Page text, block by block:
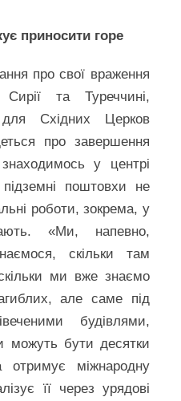
приносити горе
про свої враження
та Туреччині,
для Східних Церков
про завершення
у центрі
поштовхи не
роботи, зокрема, у
«Ми, напевно,
скільки там
ми вже знаємо
але саме під
будівлями,
можуть бути десятки
отримує міжнародну
її через урядові